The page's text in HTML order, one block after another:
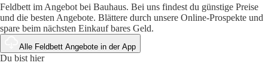
Feldbett im Angebot bei Bauhaus. Bei uns findest du günstige Preise
und die besten Angebote. Blättere durch unsere Online-Prospekte und
spare beim nächsten Einkauf bares Geld.
Alle Feldbett Angebote in der App
Du bist hier